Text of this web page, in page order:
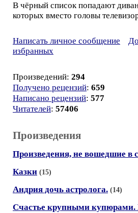
В чёрный список попадают
которых вместо головы
Написать личное сообщение
избранных
Произведений: 294
Получено рецензий: 659
Написано рецензий: 577
Читателей: 57406
Произведения
Произведения, не вошедшие в
Казки (15)
Андрия дочь астролога. (14)
Счастье крупными купюрами.